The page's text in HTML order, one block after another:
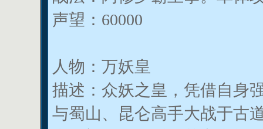
声望：60000
人物：万妖皇
描述：众妖之皇，凭借自身
与蜀山、昆仑高手大战于古